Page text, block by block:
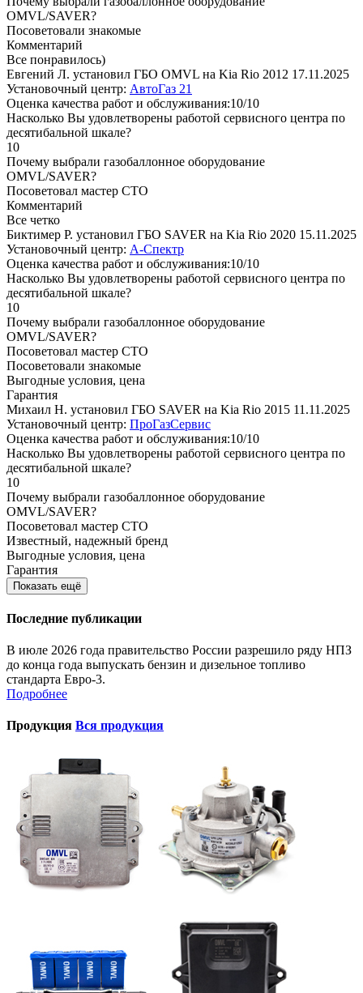
OMVL/SAVER?
Посоветовали знакомые
Комментарий
Все понравилось)
Евгений Л. установил ГБО OMVL на Kia Rio 2012 17.11.2025
Установочный центр: АвтоГаз 21
Оценка качества работ и обслуживания:10/10
Насколько Вы удовлетворены работой сервисного центра по
десятибальной шкале?
10
Почему выбрали газобаллонное оборудование
OMVL/SAVER?
Посоветовал мастер СТО
Комментарий
Все четко
Биктимер Р. установил ГБО SAVER на Kia Rio 2020 15.11.2025
Установочный центр: А-Спектр
Оценка качества работ и обслуживания:10/10
Насколько Вы удовлетворены работой сервисного центра по
десятибальной шкале?
10
Почему выбрали газобаллонное оборудование
OMVL/SAVER?
Посоветовал мастер СТО
Посоветовали знакомые
Выгодные условия, цена
Гарантия
Михаил Н. установил ГБО SAVER на Kia Rio 2015 11.11.2025
Установочный центр: ПроГазСервис
Оценка качества работ и обслуживания:10/10
Насколько Вы удовлетворены работой сервисного центра по
десятибальной шкале?
10
Почему выбрали газобаллонное оборудование
OMVL/SAVER?
Посоветовал мастер СТО
Известный, надежный бренд
Выгодные условия, цена
Гарантия
Показать ещё
Последние публикации
В июле 2026 года правительство России разрешило ряду НПЗ
до конца года выпускать бензин и дизельное топливо
стандарта Евро-3.
Подробнее
Продукция Вся продукция